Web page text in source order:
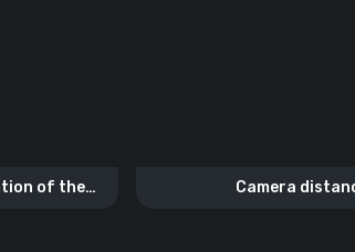
of the
Camera